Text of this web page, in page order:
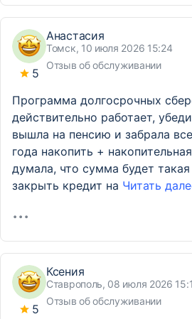
5
Анастасия
Томск, 10 июля 2026 15:24
Отзыв об обслуживании
Программа долгосрочных
действительно работает,
вышла на пенсию и забрала
года накопить +
думала, что сумма будет
закрыть кредит на Читать
5
Ксения
Ставрополь, 08 июля 2026
Отзыв об обслуживании